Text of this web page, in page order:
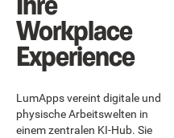
Workplace
Experience
LumApps vereint digitale und
physische Arbeitswelten in
einem zentralen KI-Hub. Sie